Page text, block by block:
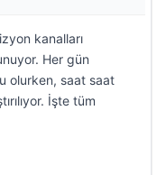
kanalları
Her gün
olurken, saat saat
İşte tüm